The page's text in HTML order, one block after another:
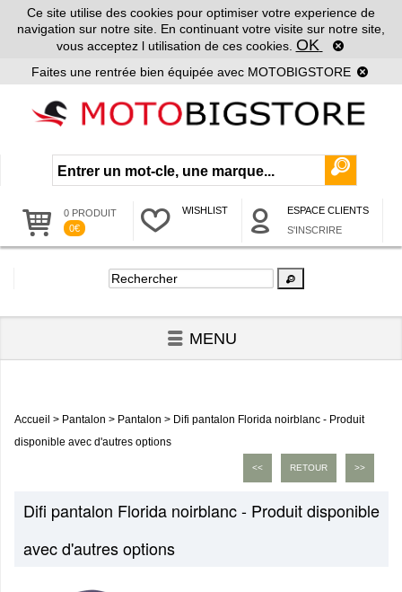
Ce site utilise des cookies pour optimiser votre experience de
navigation sur notre site. En continuant votre visite sur notre site,
vous acceptez l utilisation de ces cookies. OK
Faites une rentrée bien équipée avec MOTOBIGSTORE
0 PRODUIT
0€
WISHLIST
ESPACE CLIENTS
S'INSCRIRE
MENU
Accueil > Pantalon > Pantalon > Difi pantalon Florida noirblanc - Produit
disponible avec d'autres options
>>
RETOUR
<<
Difi pantalon Florida noirblanc - Produit disponible
avec d'autres options